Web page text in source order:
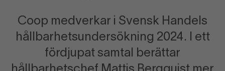
Coop medverkar i Svensk Handels
hållbarhetsundersökning 2024. I ett
fördjupat samtal berättar